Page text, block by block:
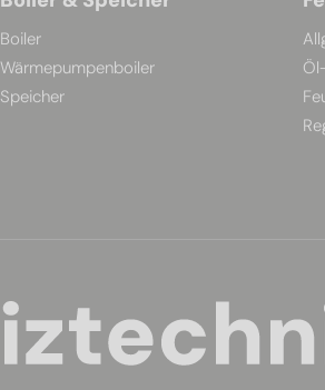
Boiler
Wärmepumpenboiler
Speicher